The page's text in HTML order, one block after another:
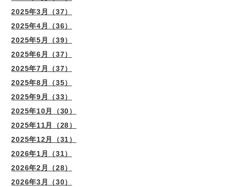
2025年3月（37）
2025年4月（36）
2025年5月（39）
2025年6月（37）
2025年7月（37）
2025年8月（35）
2025年9月（33）
2025年10月（30）
2025年11月（28）
2025年12月（31）
2026年1月（31）
2026年2月（28）
2026年3月（30）